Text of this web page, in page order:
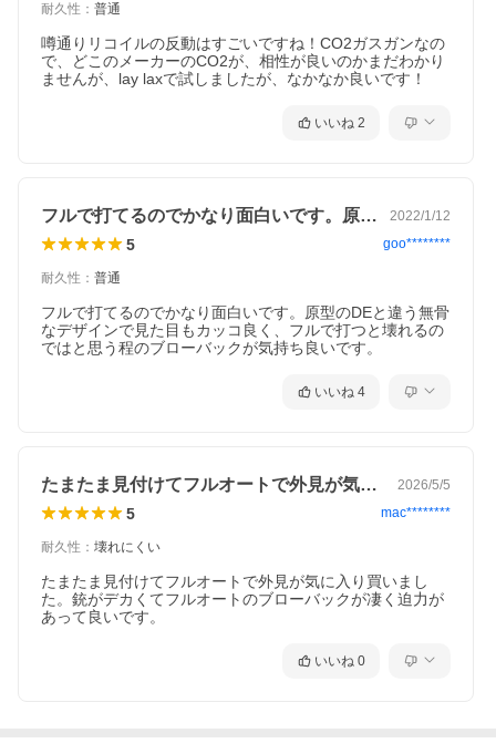
耐久性 ： 普通
噂通りリコイルの反動はすごいですね！CO2ガスガンなの
で、どこのメーカーのCO2が、相性が良いのかまだわかり
ませんが、lay laxで試しましたが、なかなか良いです！
いいね 2
フルで打てるのでかなり面白いです。原型… 2022/1/12
5 goo********
耐久性 ： 普通
フルで打てるのでかなり面白いです。原型のDEと違う無骨
なデザインで見た目もカッコ良く、フルで打つと壊れるの
ではと思う程のブローバックが気持ち良いです。
いいね 4
たまたま見付けてフルオートで外見が気に… 2026/5/5
5 mac********
耐久性 ： 壊れにくい
たまたま見付けてフルオートで外見が気に入り買いまし
た。銃がデカくてフルオートのブローバックが凄く迫力が
あって良いです。
いいね 0